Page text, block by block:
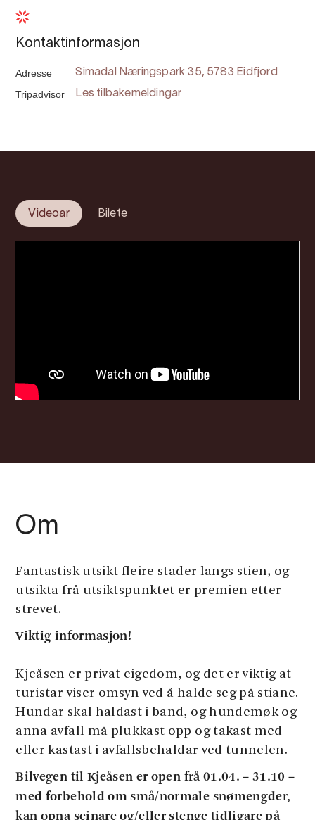
Kontaktinformasjon
Adresse Simadal Næringspark 35, 5783 Eidfjord
Tripadvisor Les tilbakemeldingar
Videoar Bilete
Om
Fantastisk utsikt fleire stader langs stien, og
utsikta frå utsiktspunktet er premien etter
strevet.
Viktig informasjon!
Kjeåsen er privat eigedom, og det er viktig at
turistar viser omsyn ved å halde seg på stiane.
Hundar skal haldast i band, og hundemøk og
anna avfall må plukkast opp og takast med
eller kastast i avfallsbehaldar ved tunnelen.
Bilvegen til Kjeåsen er open frå 01.04. – 31.10 –
med forbehold om små/normale snømengder,
kan opna seinare og/eller stenge tidligare på